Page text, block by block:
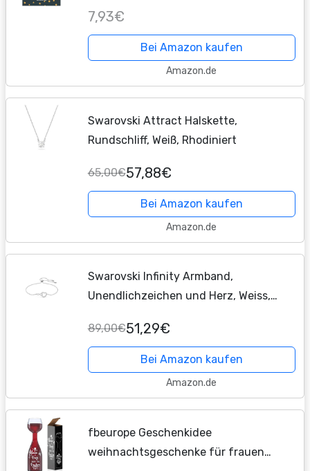
zu weihnachten Geburtstag -...
7,93€
Bei Amazon kaufen
Amazon.de
Swarovski Attract Halskette,
Rundschliff, Weiß, Rhodiniert
65,00€57,88€
Bei Amazon kaufen
Amazon.de
Swarovski Infinity Armband,
Unendlichzeichen und Herz, Weiss,
89,00€51,29€
Bei Amazon kaufen
Amazon.de
fbeurope Geschenkidee
weihnachtsgeschenke für frauen